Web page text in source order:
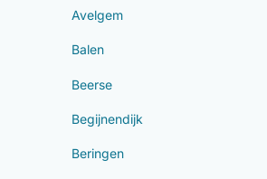
Avelgem
Balen
Beerse
Begijnendijk
Beringen